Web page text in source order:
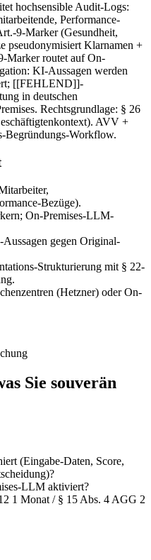
hochsensible Audit-Logs:
Performance-
9-Marker (Gesundheit,
pseudonymisiert Klarnamen +
Marker routet auf On-
KI-Aussagen werden
[[FEHLEND]]-
in deutschen
Rechtsgrundlage: § 26
AVV +
Begründungs-Workflow.
Bezüge).
On-Premises-LLM-
gegen Original-
Strukturierung mit § 22-
(Hetzner) oder On-
Sie souverän
(Eingabe-Daten, Score,
LLM aktiviert?
1 Monat / § 15 Abs. 4 AGG 2